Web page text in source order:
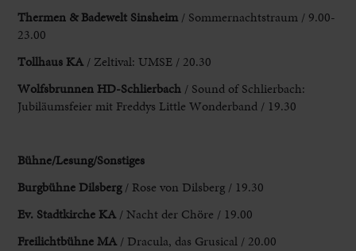
Thermen & Badewelt Sinsheim / Sommernachtstraum / 9.00-
23.00
Tollhaus KA / Zeltival: UMSE / 20.30
Wolfsbrunnen HD-Schlierbach / Sound of Schlierbach:
Jubiläumsfeier mit Freddys Little Wonderband / 19.30
Bühne/Lesung/Sonstiges
Burgbühne Dilsberg/ Rose von Dilsberg / 19.30
Ev. Stadtkirche KA / Nacht der Chöre / 19.00
Freilichtbühne MA / Dracula, das Grusical / 20.00